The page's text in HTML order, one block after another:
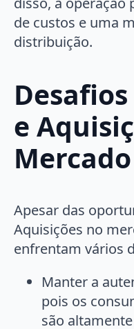
de custos e uma
distribuição.
e
Apesar das
Aquisições no
enfrentam vários
Manter a
pois os
são